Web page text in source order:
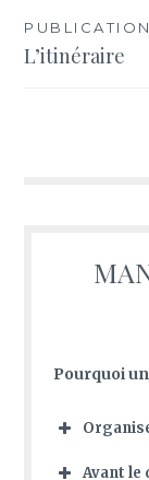
Navigation
L’itinéraire
Pourquoi
Avant le